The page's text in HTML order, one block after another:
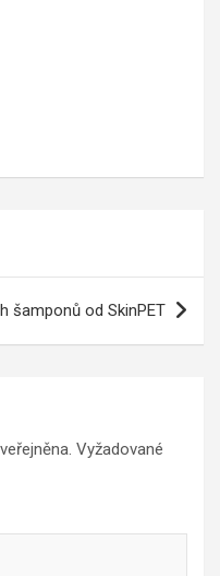
šamponů od SkinPET
Vyžadované